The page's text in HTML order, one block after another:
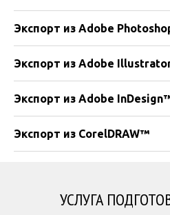
Экспорт из Adobe
Экспорт из Adobe
Экспорт из Adobe
Экспорт из CorelDRAW™
УСЛУГА